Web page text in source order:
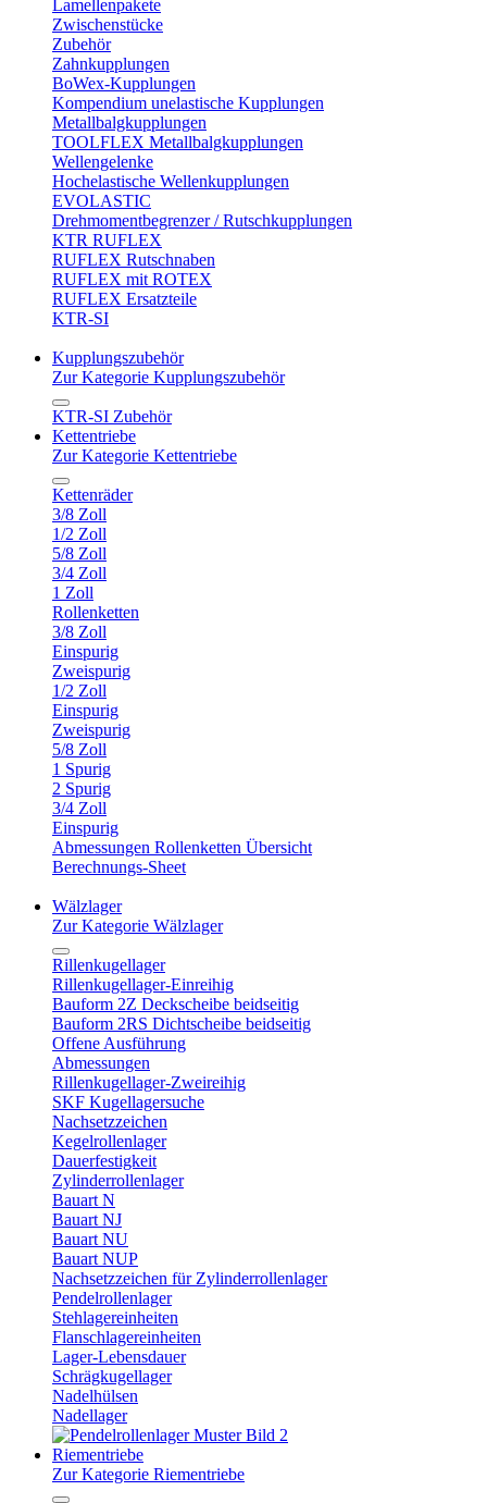
Lamellenpakete
Zwischenstücke
Zubehör
Zahnkupplungen
BoWex-Kupplungen
Kompendium unelastische Kupplungen
Metallbalgkupplungen
TOOLFLEX Metallbalgkupplungen
Wellengelenke
Hochelastische Wellenkupplungen
EVOLASTIC
Drehmomentbegrenzer / Rutschkupplungen
KTR RUFLEX
RUFLEX Rutschnaben
RUFLEX mit ROTEX
RUFLEX Ersatzteile
KTR-SI
Kupplungszubehör
Zur Kategorie Kupplungszubehör
KTR-SI Zubehör
Kettentriebe
Zur Kategorie Kettentriebe
Kettenräder
3/8 Zoll
1/2 Zoll
5/8 Zoll
3/4 Zoll
1 Zoll
Rollenketten
3/8 Zoll
Einspurig
Zweispurig
1/2 Zoll
Einspurig
Zweispurig
5/8 Zoll
1 Spurig
2 Spurig
3/4 Zoll
Einspurig
Abmessungen Rollenketten Übersicht
Berechnungs-Sheet
Wälzlager
Zur Kategorie Wälzlager
Rillenkugellager
Rillenkugellager-Einreihig
Bauform 2Z Deckscheibe beidseitig
Bauform 2RS Dichtscheibe beidseitig
Offene Ausführung
Abmessungen
Rillenkugellager-Zweireihig
SKF Kugellagersuche
Nachsetzzeichen
Kegelrollenlager
Dauerfestigkeit
Zylinderrollenlager
Bauart N
Bauart NJ
Bauart NU
Bauart NUP
Nachsetzzeichen für Zylinderrollenlager
Pendelrollenlager
Stehlagereinheiten
Flanschlagereinheiten
Lager-Lebensdauer
Schrägkugellager
Nadelhülsen
Nadellager
Riementriebe
Zur Kategorie Riementriebe